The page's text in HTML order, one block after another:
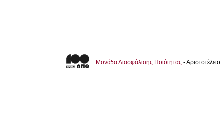
Μονάδα Διασφάλισης Ποιότητας -